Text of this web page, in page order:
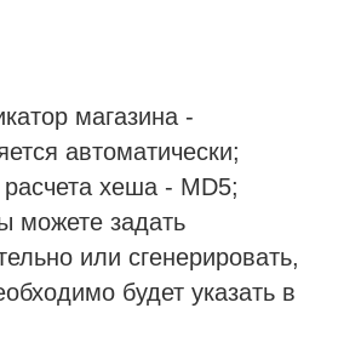
магазина -
автоматически;
хеша - MD5;
можете задать
или сгенерировать,
будет указать в